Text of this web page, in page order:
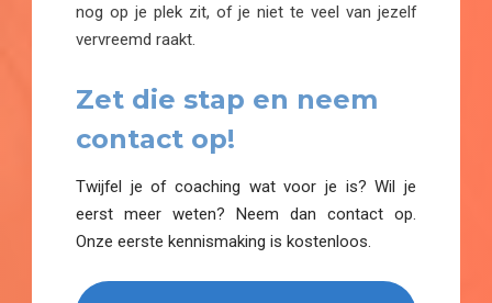
nog op je plek zit, of je niet te veel van jezelf
vervreemd raakt.
Zet die stap en neem
contact op!
Twijfel je of coaching wat voor je is? Wil je
eerst meer weten? Neem dan contact op.
Onze eerste kennismaking is kostenloos.